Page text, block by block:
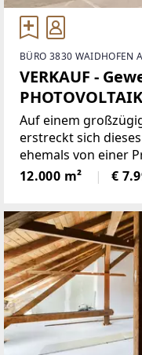
BÜRO 3830 WAIDHOFEN
VERKAUF -
Nutzfläche
Auf einem
erstreckt sich
ehemals von einer
und jetzt zum
umfasst insgesamt
12.000 m² €